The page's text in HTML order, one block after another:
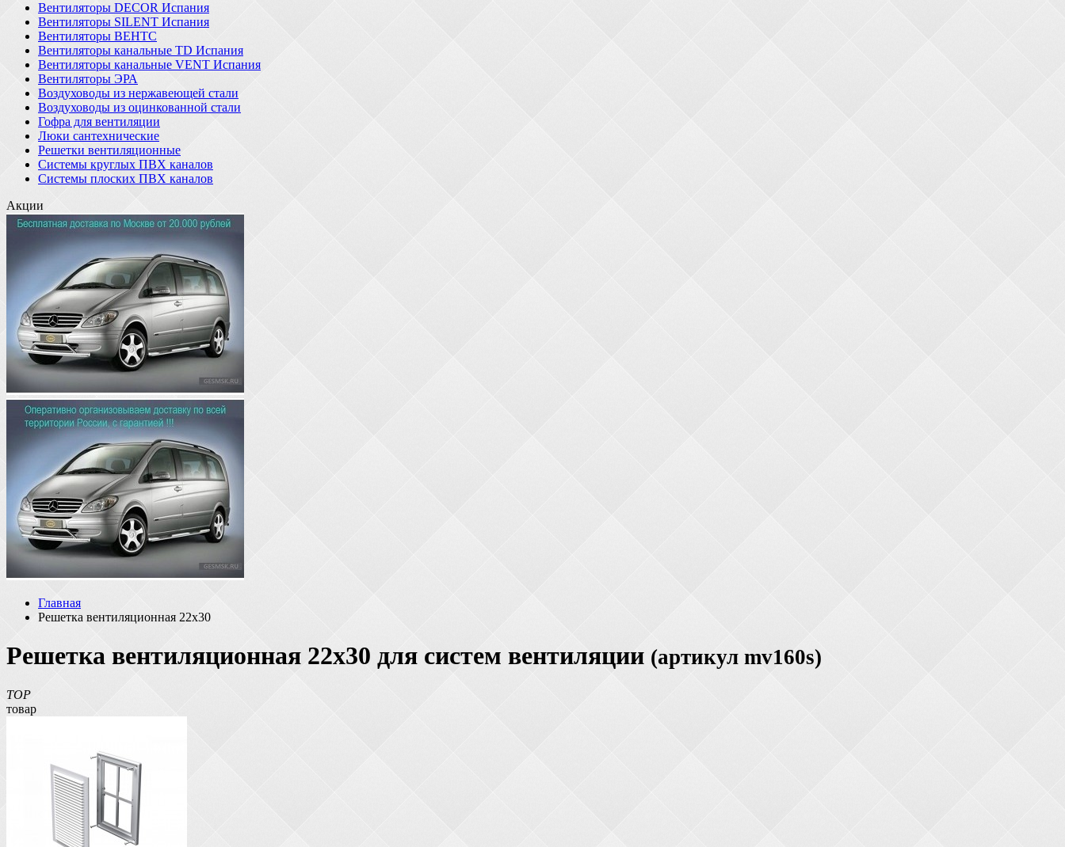
Вентиляторы DECOR Испания
Вентиляторы SILENT Испания
Вентиляторы ВЕНТС
Вентиляторы канальные TD Испания
Вентиляторы канальные VENT Испания
Вентиляторы ЭРА
Воздуховоды из нержавеющей стали
Воздуховоды из оцинкованной стали
Гофра для вентиляции
Люки сантехнические
Решетки вентиляционные
Системы круглых ПВХ каналов
Системы плоских ПВХ каналов
Акции
Главная
Решетка вентиляционная 22х30
Решетка вентиляционная 22х30 для систем вентиляции (артикул mv160s)
TOP
товар